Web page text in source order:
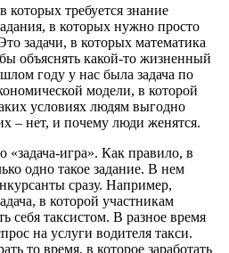
которых требуется знание
в которых нужно просто
задачи, в которых математика
объяснять какой-то жизненный
году у нас была задача по
модели, в которой
условиях людям выгодно
– нет, и почему люди женятся.
игра». Как правило, в
одно такое задание. В нем
сразу. Например,
в которой участникам
себя таксистом. В разное время
на услуги водителя такси.
то время, в которое заработать